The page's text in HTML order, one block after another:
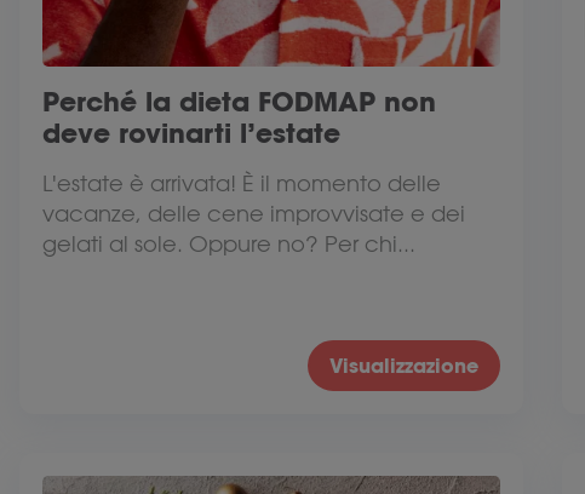
Perché la dieta FODMAP non
deve rovinarti l’estate
L'estate è arrivata! È il momento delle
vacanze, delle cene improvvisate e dei
gelati al sole. Oppure no? Per chi...
Visualizzazione